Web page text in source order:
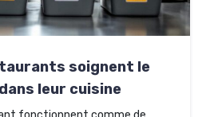
soignent le
leur cuisine